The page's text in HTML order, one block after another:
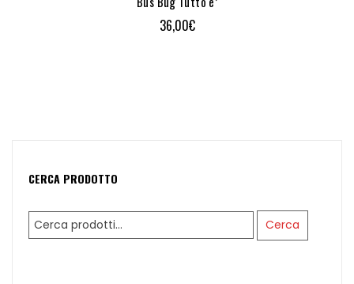
CERCA PRODOTTO
Cerca: Cerca
36,00€